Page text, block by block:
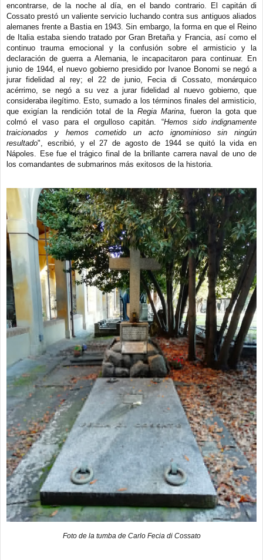
encontrarse, de la noche al día, en el bando contrario. El capitán di
Cossato prestó un valiente servicio luchando contra sus antiguos aliados
alemanes frente a Bastia en 1943. Sin embargo, la forma en que el Reino
de Italia estaba siendo tratado por Gran Bretaña y Francia, así como el
continuo trauma emocional y la confusión sobre el armisticio y la
declaración de guerra a Alemania, le incapacitaron para continuar. En
junio de 1944, el nuevo gobierno presidido por Ivanoe Bonomi se negó a
jurar fidelidad al rey; el 22 de junio, Fecia di Cossato, monárquico
acérrimo, se negó a su vez a jurar fidelidad al nuevo gobierno, que
consideraba ilegítimo. Esto, sumado a los términos finales del armisticio,
que exigían la rendición total de la Regia Marina , fueron la gota que
colmó el vaso para el orgulloso capitán. “Hemos sido indignamente
traicionados y hemos cometido un acto ignominioso sin ningún
resultado", escribió, y el 27 de agosto de 1944 se quitó la vida en
Nápoles. Ese fue el trágico final de la brillante carrera naval de uno de
los comandantes de submarinos más exitosos de la historia.
Foto de la tumba de Carlo Fecia di Cossato